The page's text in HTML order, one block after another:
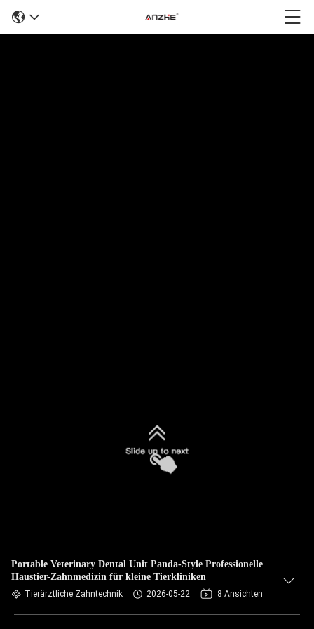
Portable Veterinary Dental Unit Panda-Style Professionelle
Haustier-Zahnmedizin für kleine Tierkliniken
Tierärztliche Zahntechnik 2026-05-22 8 Ansichten